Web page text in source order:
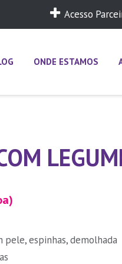
Acesso
ONDE ESTAMOS
pele, espinhas, demolhada